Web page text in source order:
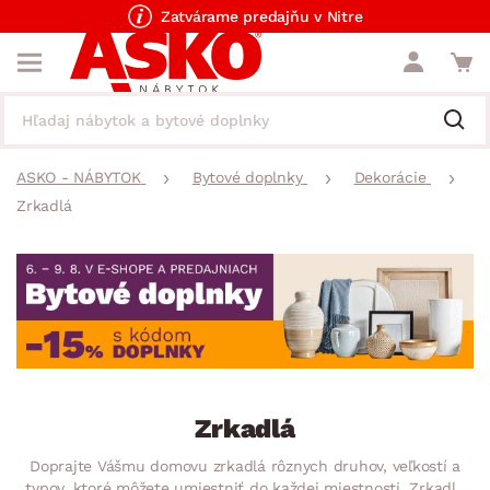
Zatvárame predajňu v Nitre
ASKO - NÁBYTOK Bytové doplnky
Dekorácie
Zrkadlá
Zrkadlá
Doprajte Vášmu domovu zrkadlá rôznych druhov, veľkostí a